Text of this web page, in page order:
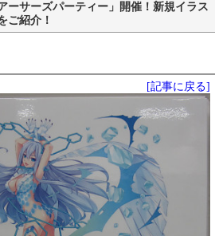
ーサーズパーティー」開催！新規イラス
ご紹介！
[記事に戻る]